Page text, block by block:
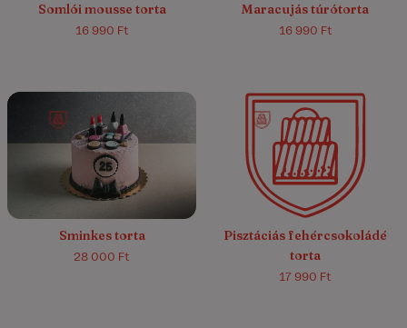
Somlói mousse torta
16 990 Ft
Maracujás túrótorta
16 990 Ft
Sminkes torta
28 000 Ft
4.8/5 (9)
Pisztáciás fehércsokoládé
torta
17 990 Ft